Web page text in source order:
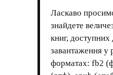
Ласкаво
знайдете
книг,
завантаження у
форматах: fb2